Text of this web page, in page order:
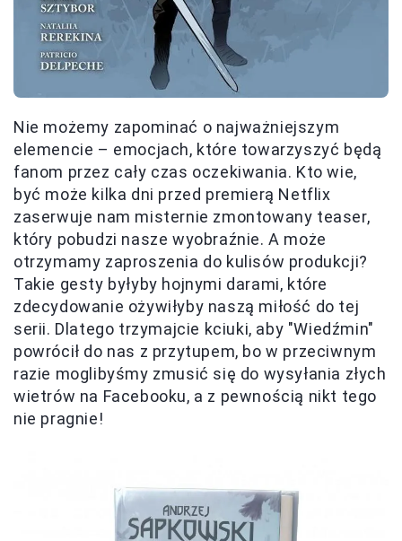
Nie możemy zapominać o najważniejszym
elemencie – emocjach, które towarzyszyć będą
fanom przez cały czas oczekiwania. Kto wie,
być może kilka dni przed premierą Netflix
zaserwuje nam misternie zmontowany teaser,
który pobudzi nasze wyobraźnie. A może
otrzymamy zaproszenia do kulisów produkcji?
Takie gesty byłyby hojnymi darami, które
zdecydowanie ożywiłyby naszą miłość do tej
serii. Dlatego trzymajcie kciuki, aby "Wiedźmin"
powrócił do nas z przytupem, bo w przeciwnym
razie moglibyśmy zmusić się do wysyłania złych
wietrów na Facebooku, a z pewnością nikt tego
nie pragnie!